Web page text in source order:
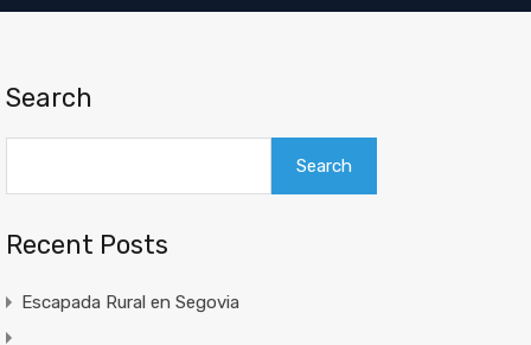
Search
Search
Recent Posts
Escapada Rural en Segovia